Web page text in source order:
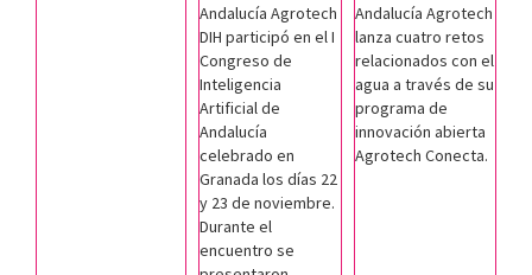
Andalucía Agrotech
DIH participó en el I
Congreso de
Inteligencia
Artificial de
Andalucía
celebrado en
Granada los días 22
y 23 de noviembre.
Durante el
encuentro se
Andalucía Agrotech
lanza cuatro retos
relacionados con el
agua a través de su
programa de
innovación abierta
Agrotech Conecta.